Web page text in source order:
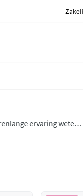
ervaring weten